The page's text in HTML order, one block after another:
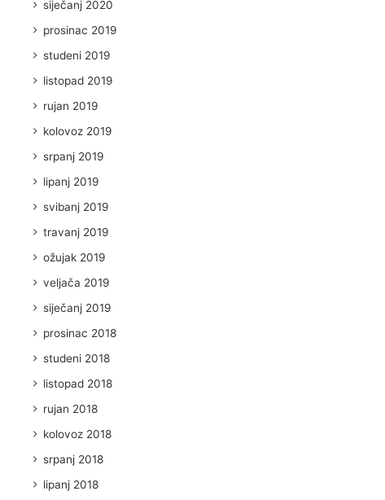
siječanj 2020
prosinac 2019
studeni 2019
listopad 2019
rujan 2019
kolovoz 2019
srpanj 2019
lipanj 2019
svibanj 2019
travanj 2019
ožujak 2019
veljača 2019
siječanj 2019
prosinac 2018
studeni 2018
listopad 2018
rujan 2018
kolovoz 2018
srpanj 2018
lipanj 2018